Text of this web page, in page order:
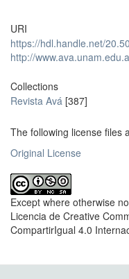
URI
https://hdl.handle.net/
http://
Collections
Revista Avá [387]
The following license files
Original License
Except where otherwise
Licencia de Creative
CompartirIgual 4.0